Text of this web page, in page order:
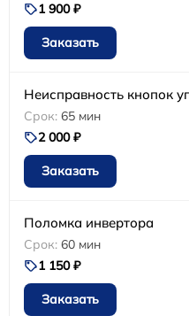
1 900 ₽
Заказать
Неисправность кнопок
65 мин
2 000 ₽
Заказать
Поломка инвертора
60 мин
1 150 ₽
Заказать